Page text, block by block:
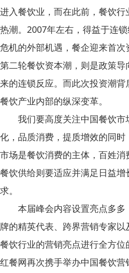
进入餐饮业，而在此前，餐饮
热潮。2007年左右，得益于连
危机的外部机遇，餐企迎来首
第二轮餐饮资本潮，则是政策
来的连锁反应。而此次投资潮背
餐饮产业内部的纵深变革。
我们要高度关注中国餐饮
化，品质消费，提质增效的同
市场是餐饮消费的主体，百姓消
餐饮供给则要适应并满足日益
求。
本届峰会内容设置亮点多
牌的精英代表、跨界营销专家
餐饮行业的营销亮点进行全方
红餐网再次携手举办中国餐饮